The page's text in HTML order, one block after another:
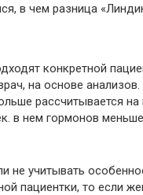
в чем разница
конкретной
на основе
рассчитывается
в нем гормонов
не учитывать
пациентки, то если